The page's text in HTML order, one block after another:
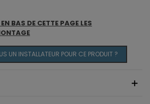
BAS DE CETTE PAGE LES
UN INSTALLATEUR POUR CE PRODUIT ?